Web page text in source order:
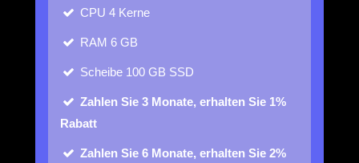
CPU 4 Kerne
RAM 6 GB
Scheibe 100 GB SSD
Zahlen Sie 3 Monate, erhalten Sie 1%
Rabatt
Zahlen Sie 6 Monate, erhalten Sie 2%